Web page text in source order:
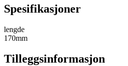
Spesifikasjoner
lengde
170mm
Tilleggsinformasjon